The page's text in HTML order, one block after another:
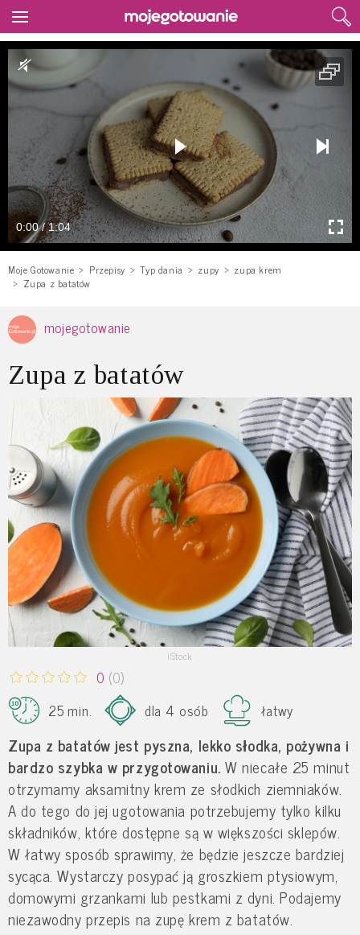
0:00 / 1:04
Moje Gotowanie Przepisy Typ dania zupy
zupa krem
Zupa z batatów
mojegotowanie
Zupa z batatów
iStock
0 (0)
25 min.
dla 4 osób łatwy
Zupa z batatów jest pyszna, lekko słodka, pożywna i
bardzo szybka w przygotowaniu. W niecałe 25 minut
otrzymamy aksamitny krem ze słodkich ziemniaków.
A do tego do jej ugotowania potrzebujemy tylko kilku
składników, które dostępne są w większości sklepów.
W łatwy sposób sprawimy, że będzie jeszcze bardziej
sycąca. Wystarczy posypać ją groszkiem ptysiowym,
domowymi grzankami lub pestkami z dyni. Podajemy
niezawodny przepis na zupę krem z batatów.